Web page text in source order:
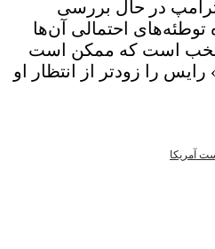
در حال بررسی
احتمالی آن‌ها
است که ممکن است
را زودتر از انتظار او
آمریکا